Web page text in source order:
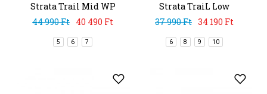
Strata Trail Mid WP
44 990 Ft 40 490 Ft
5 6 7
Strata TraiL Low
37 990 Ft 34 190 Ft
6 8 9 10